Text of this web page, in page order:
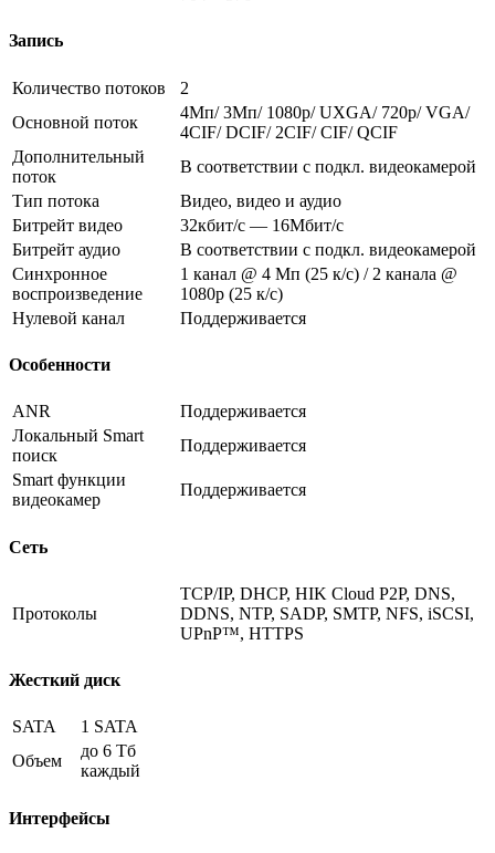
Запись
Количество потоков
2
Основной поток
4Мп/ 3Мп/ 1080p/ UXGA/ 720p/ VGA/
4CIF/ DCIF/ 2CIF/ CIF/ QCIF
Дополнительный
поток
В соответствии с подкл. видеокамерой
Тип потока
Видео, видео и аудио
Битрейт видео
32кбит/с — 16Мбит/с
Битрейт аудио
В соответствии с подкл. видеокамерой
Синхронное
воспроизведение
1 канал @ 4 Мп (25 к/с) / 2 канала @
1080р (25 к/с)
Нулевой канал
Поддерживается
Особенности
ANR
Поддерживается
Локальный Smart
поиск
Поддерживается
Smart функции
видеокамер
Поддерживается
Сеть
Протоколы
TCP/IP, DHCP, HIK Cloud P2P, DNS,
DDNS, NTP, SADP, SMTP, NFS, iSCSI,
UPnP™, HTTPS
Жесткий диск
SATA
1 SATA
Объем
до 6 Тб
каждый
Интерфейсы